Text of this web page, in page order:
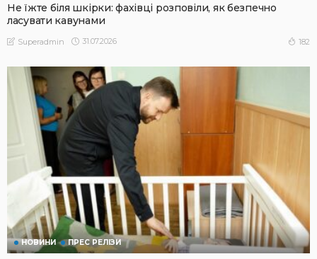
Не їжте біля шкірки: фахівці розповіли, як безпечно
ласувати кавунами
Superadmin 31.07.2026 182
НОВИНИ ПРЕС РЕЛІЗИ